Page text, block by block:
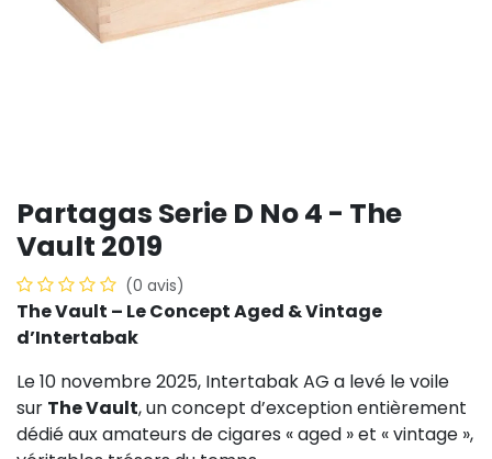
Partagas Serie D No 4 - The
Vault 2019
(0 avis)
The Vault – Le Concept Aged & Vintage
d’Intertabak
Le 10 novembre 2025, Intertabak AG a levé le voile
sur The Vault, un concept d’exception entièrement
dédié aux amateurs de cigares « aged » et « vintage »,